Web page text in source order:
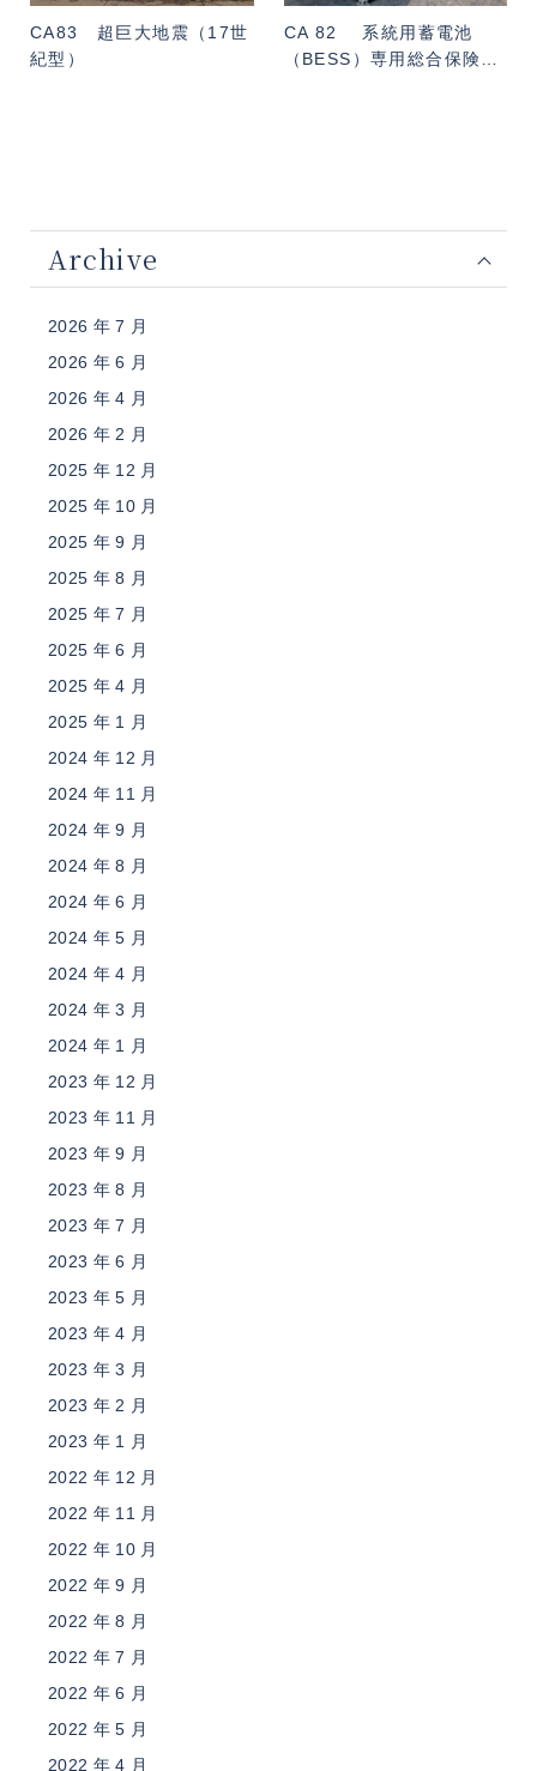
CA83 超巨大地震（17世
紀型）
CA 82 系統用蓄電池
（BESS）専用総合保険…
Archive
2026 年 7 月
2026 年 6 月
2026 年 4 月
2026 年 2 月
2025 年 12 月
2025 年 10 月
2025 年 9 月
2025 年 8 月
2025 年 7 月
2025 年 6 月
2025 年 4 月
2025 年 1 月
2024 年 12 月
2024 年 11 月
2024 年 9 月
2024 年 8 月
2024 年 6 月
2024 年 5 月
2024 年 4 月
2024 年 3 月
2024 年 1 月
2023 年 12 月
2023 年 11 月
2023 年 9 月
2023 年 8 月
2023 年 7 月
2023 年 6 月
2023 年 5 月
2023 年 4 月
2023 年 3 月
2023 年 2 月
2023 年 1 月
2022 年 12 月
2022 年 11 月
2022 年 10 月
2022 年 9 月
2022 年 8 月
2022 年 7 月
2022 年 6 月
2022 年 5 月
2022 年 4 月